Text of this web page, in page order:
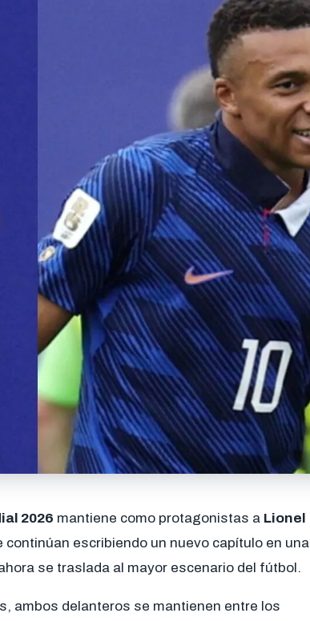
2026 mantiene como protagonistas a Lionel
continúan escribiendo un nuevo capítulo en una
se traslada al mayor escenario del fútbol.
ambos delanteros se mantienen entre los